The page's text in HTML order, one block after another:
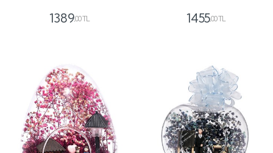
1389,00 TL 1455,00 TL